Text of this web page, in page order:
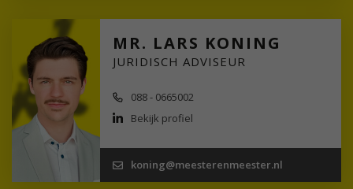
MR. LARS KONING
JURIDISCH ADVISEUR
088 - 0665002
Bekijk profiel
koning@meesterenmeester.nl